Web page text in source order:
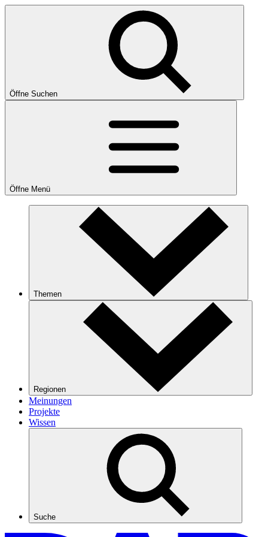
Öffne Suchen
Öffne Menü
Themen
Regionen
Meinungen
Projekte
Wissen
Suche